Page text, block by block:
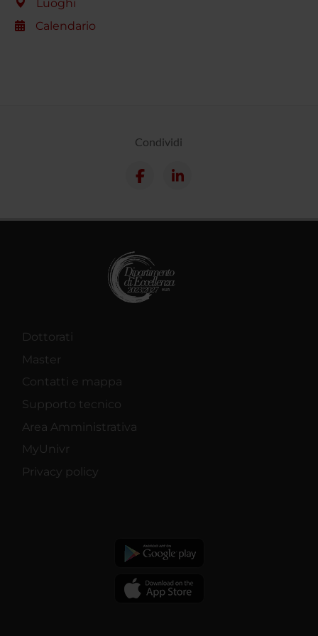
Luoghi
Calendario
Condividi
Dottorati
Master
Contatti e mappa
Supporto tecnico
Area Amministrativa
MyUnivr
Privacy policy